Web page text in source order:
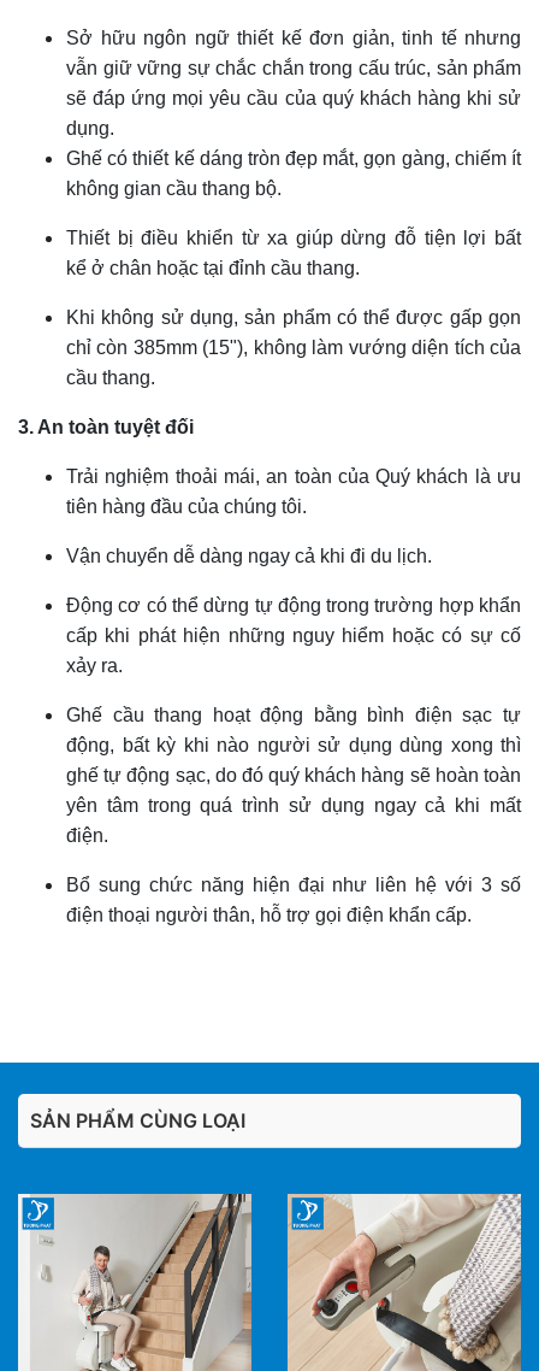
Sở hữu ngôn ngữ thiết kế đơn giản, tinh tế nhưng
vẫn giữ vững sự chắc chắn trong cấu trúc, sản phẩm
sẽ đáp ứng mọi yêu cầu của quý khách hàng khi sử
dụng.
Ghế có thiết kế dáng tròn đẹp mắt, gọn gàng, chiếm ít
không gian cầu thang bộ.
Thiết bị điều khiển từ xa giúp dừng đỗ tiện lợi bất
kể ở chân hoặc tại đỉnh cầu thang.
Khi không sử dụng, sản phẩm có thể được gấp gọn
chỉ còn 385mm (15"), không làm vướng diện tích của
cầu thang.
3. An toàn tuyệt đối
Trải nghiệm thoải mái, an toàn của Quý khách là ưu
tiên hàng đầu của chúng tôi.
Vận chuyển dễ dàng ngay cả khi đi du lịch.
Động cơ có thể dừng tự động trong trường hợp khẩn
cấp khi phát hiện những nguy hiểm hoặc có sự cố
xảy ra.
Ghế cầu thang hoạt động bằng bình điện sạc tự
động, bất kỳ khi nào người sử dụng dùng xong thì
ghế tự động sạc, do đó quý khách hàng sẽ hoàn toàn
yên tâm trong quá trình sử dụng ngay cả khi mất
điện.
Bổ sung chức năng hiện đại như liên hệ với 3 số
điện thoại người thân, hỗ trợ gọi điện khẩn cấp.
SẢN PHẨM CÙNG LOẠI